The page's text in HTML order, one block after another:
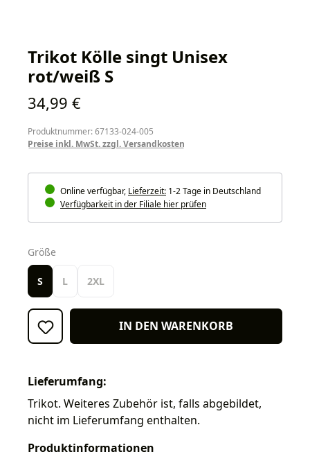
Trikot Kölle singt Unisex
rot/weiß S
Regulärer Preis:
34,99 €
Produktnummer: 67133-024-005
Preise inkl. MwSt. zzgl. Versandkosten
Online verfügbar, Lieferzeit: 1-2 Tage in Deutschland
Verfügbarkeit in der Filiale hier prüfen
Größe
S L 2XL
IN DEN WARENKORB
Lieferumfang:
Trikot. Weiteres Zubehör ist, falls abgebildet,
nicht im Lieferumfang enthalten.
Produktinformationen